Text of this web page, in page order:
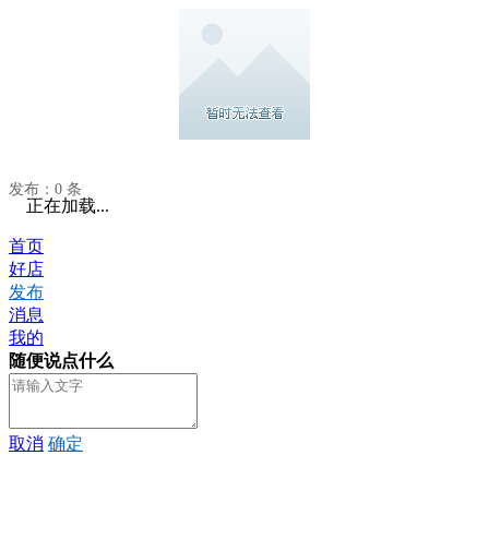
发布：0 条
正在加载...
首页
好店
发布
消息
我的
随便说点什么
取消 确定